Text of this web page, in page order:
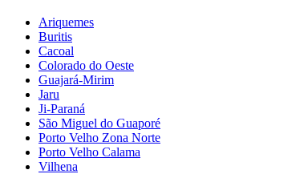
Ariquemes
Buritis
Cacoal
Colorado do Oeste
Guajará-Mirim
Jaru
Ji-Paraná
São Miguel do Guaporé
Porto Velho Zona Norte
Porto Velho Calama
Vilhena